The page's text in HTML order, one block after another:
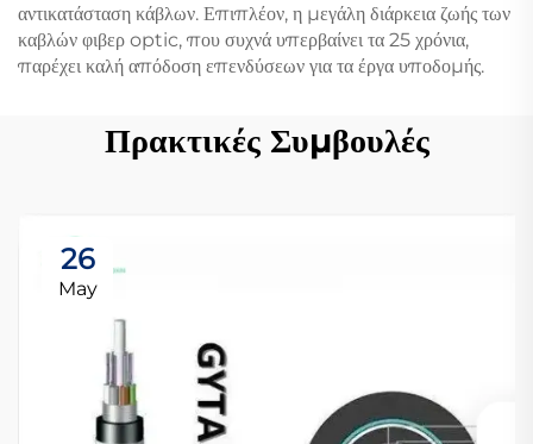
αντικατάσταση κάβλων. Επιπλέον, η μεγάλη διάρκεια ζωής των
καβλών φιβερ optic, που συχνά υπερβαίνει τα 25 χρόνια,
παρέχει καλή απόδοση επενδύσεων για τα έργα υποδομής.
Πρακτικές Συμβουλές
26
May